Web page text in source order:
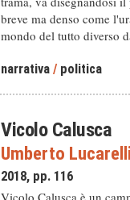
breve ma denso come
mondo del tutto diverso
narrativa / politica
Vicolo Calusca
Umberto
2018, pp. 116
Vicolo Calusca è un